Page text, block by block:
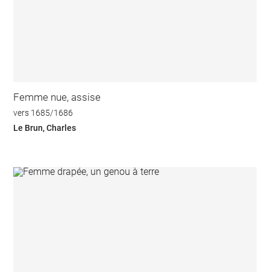
Femme nue, assise
vers 1685/1686
Le Brun, Charles